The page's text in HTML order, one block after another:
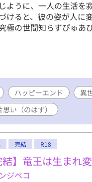
ように、一人の生活を
けると、彼の姿が人に
極の世間知らずぴゅあ
ハッピーエンド 異
思い（のはず）
完結 R18
結】竜王は生まれ
ジペコ